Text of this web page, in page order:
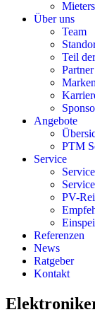
Über uns
Team
Teil
Partner
Angebote
PTM
Service
PV-
Referenzen
News
Ratgeber
Kontakt